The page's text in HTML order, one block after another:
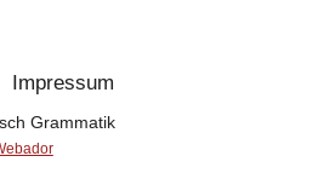
Impressum
Grammatik